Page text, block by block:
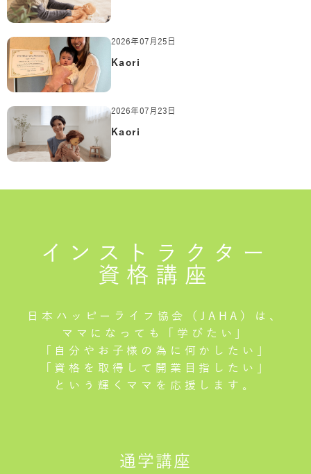
2026年07月25日
Kaori
2026年07月23日
Kaori
インストラクター
資格講座
日本ハッピーライフ協会（JAHA）は、
ママになっても「学びたい」
「自分やお子様の為に何かしたい」
「資格を取得して開業目指したい」
という輝くママを応援します。
通学講座